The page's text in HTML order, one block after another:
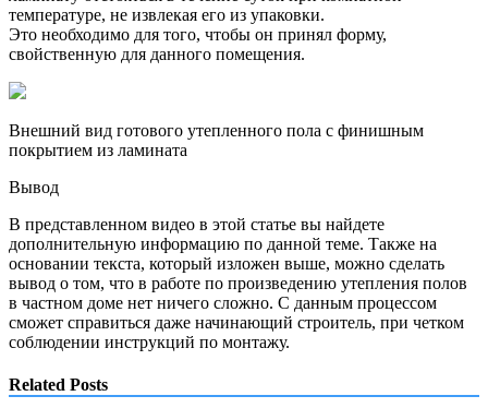
температуре, не извлекая его из упаковки.
Это необходимо для того, чтобы он принял форму,
свойственную для данного помещения.
Внешний вид готового утепленного пола с финишным
покрытием из ламината
Вывод
В представленном видео в этой статье вы найдете
дополнительную информацию по данной теме. Также на
основании текста, который изложен выше, можно сделать
вывод о том, что в работе по произведению утепления полов
в частном доме нет ничего сложно. С данным процессом
сможет справиться даже начинающий строитель, при четком
соблюдении инструкций по монтажу.
Related Posts